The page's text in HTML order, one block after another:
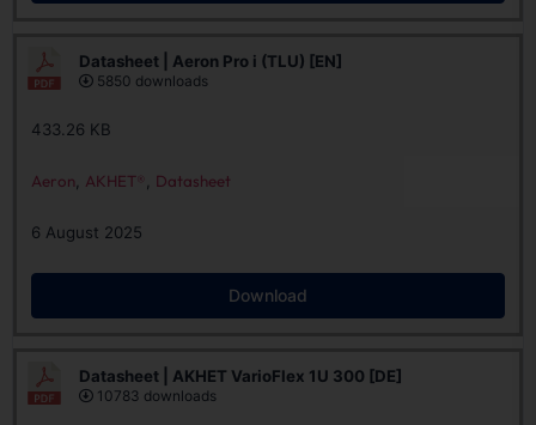
Datasheet | Aeron Pro i (TLU) [EN]
5850 downloads
433.26 KB
Aeron AKHET® Datasheet
6 August 2025
Download
Datasheet | AKHET VarioFlex 1U 300 [DE]
10783 downloads